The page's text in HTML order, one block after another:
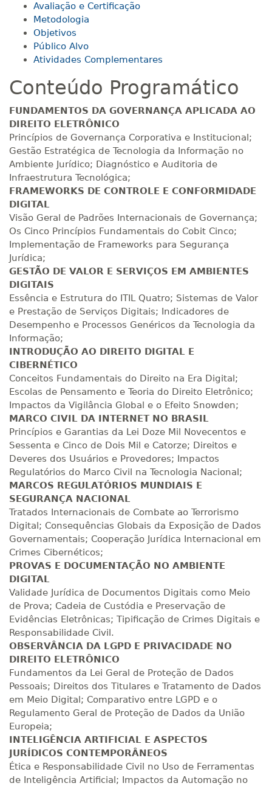
160 H 20 dias
180 H 23dias 90dias
R$ 892,23
200 H 25 dias 90dias
Matricular
220 H 28dias 90dias
Matricular
240 H 30dias 90dias
R$ 1.189,66
Matricular
260 H
R$ 1.288,78
280 H 35dias 120dias
R$ 1.387,93
300 H 38dias 120dias
Matricular
320 H 40 dias 120dias
R$ 1.586,20
Matricular
340 H 43 dias 120 dias
R$ 1.685,33
Matricular
360 H dias 120 dias
R$ 1.784,48
Matricular
380 H 48dias 150dias
400 H 50 dias 150dias
R$ 1.982,74
Matricular
420 H 53dias 150
R$ 2.082,12
Matricular
440 H 55dias 150dias
R$ 2.240,16
Matricular
Avaliação e Certificação
Metodologia
Objetivos
Público Alvo
Atividades Complementares
Conteúdo Programático
FUNDAMENTOS DA GOVERNANÇA APLICADA AO
DIREITO ELETRÔNICO
Princípios de Governança Corporativa e Institucional;
Gestão Estratégica de Tecnologia da Informação no
Ambiente Jurídico; Diagnóstico e Auditoria de
Infraestrutura Tecnológica;
FRAMEWORKS DE CONTROLE E CONFORMIDADE
DIGITAL
Visão Geral de Padrões Internacionais de Governança;
Os Cinco Princípios Fundamentais do Cobit Cinco;
Implementação de Frameworks para Segurança
Jurídica;
GESTÃO DE VALOR E SERVIÇOS EM AMBIENTES
DIGITAIS
Essência e Estrutura do ITIL Quatro; Sistemas de Valor
e Prestação de Serviços Digitais; Indicadores de
Desempenho e Processos Genéricos da Tecnologia da
Informação;
INTRODUÇÃO AO DIREITO DIGITAL E
CIBERNÉTICO
Conceitos Fundamentais do Direito na Era Digital;
Escolas de Pensamento e Teoria do Direito Eletrônico;
Impactos da Vigilância Global e o Efeito Snowden;
MARCO CIVIL DA INTERNET NO BRASIL
Princípios e Garantias da Lei Doze Mil Novecentos e
Sessenta e Cinco de Dois Mil e Catorze; Direitos e
Deveres dos Usuários e Provedores; Impactos
Regulatórios do Marco Civil na Tecnologia Nacional;
MARCOS REGULATÓRIOS MUNDIAIS E
SEGURANÇA NACIONAL
Tratados Internacionais de Combate ao Terrorismo
Digital; Consequências Globais da Exposição de Dados
Governamentais; Cooperação Jurídica Internacional em
Crimes Cibernéticos;
PROVAS E DOCUMENTAÇÃO NO AMBIENTE
DIGITAL
Validade Jurídica de Documentos Digitais como Meio
de Prova; Cadeia de Custódia e Preservação de
Evidências Eletrônicas; Tipificação de Crimes Digitais e
Responsabilidade Civil.
OBSERVÂNCIA DA LGPD E PRIVACIDADE NO
DIREITO ELETRÔNICO
Fundamentos da Lei Geral de Proteção de Dados
Pessoais; Direitos dos Titulares e Tratamento de Dados
em Meio Digital; Comparativo entre LGPD e o
Regulamento Geral de Proteção de Dados da União
Europeia;
INTELIGÊNCIA ARTIFICIAL E ASPECTOS
JURÍDICOS CONTEMPORÂNEOS
Ética e Responsabilidade Civil no Uso de Ferramentas
de Inteligência Artificial; Impactos da Automação no